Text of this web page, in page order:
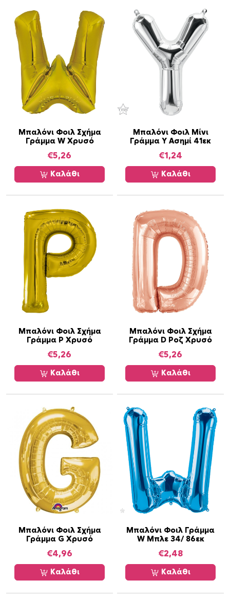
Μπαλόνι Φοιλ Σχήμα
Γράμμα W Χρυσό
€5,26
Καλάθι
Μπαλόνι Φοιλ Μίνι
Γράμμα Y Ασημί 41εκ
€1,24
Καλάθι
Μπαλόνι Φοιλ Σχήμα
Γράμμα P Χρυσό
€5,26
Καλάθι
Μπαλόνι Φοιλ Σχήμα
Γράμμα D Ροζ Χρυσό
€5,26
Καλάθι
Μπαλόνι Φοιλ Σχήμα
Γράμμα G Χρυσό
€4,96
Καλάθι
Μπαλόνι Φοιλ Γράμμα
W Μπλε 34/ 86εκ
€2,48
Καλάθι